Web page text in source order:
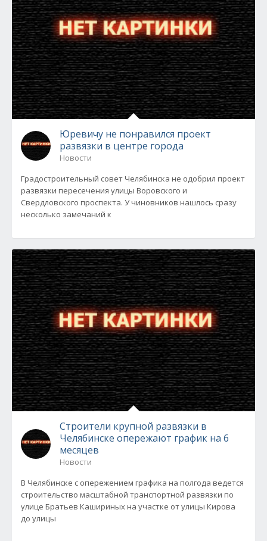
Юревичу не понравился проект
развязки в центре города
Новости
Градостроительный совет Челябинска не одобрил проект
развязки пересечения улицы Воровского и
Свердловского проспекта. У чиновников нашлось сразу
несколько замечаний к
Строители крупной развязки в
Челябинске опережают график на 6
месяцев
Новости
В Челябинске с опережением графика на полгода ведется
строительство масштабной транспортной развязки по
улице Братьев Кашириных на участке от улицы Кирова
до улицы